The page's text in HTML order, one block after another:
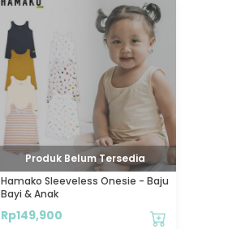
Produk Belum Tersedia
Hamako Sleeveless Onesie - Baju
Bayi & Anak
Rp149,900